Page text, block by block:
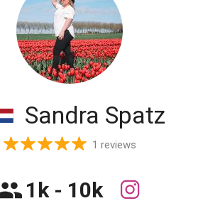
Sandra Spatz
1 reviews
1k - 10k